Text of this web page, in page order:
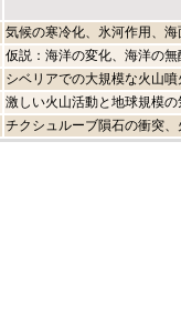
気候の寒冷化、氷河作用、海
仮説：海洋の変化、海洋の
シベリアでの大規模な火山
激しい火山活動と地球規模の
チクシュルーブ隕石の衝突